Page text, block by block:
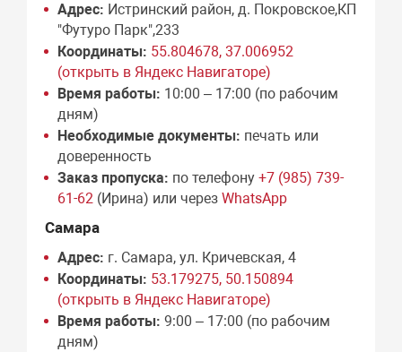
Адрес: Истринский район, д. Покровское,КП
"Футуро Парк",233
Координаты: 55.804678, 37.006952
(открыть в Яндекс Навигаторе)
Время работы: 10:00 – 17:00 (по рабочим
дням)
Необходимые документы: печать или
доверенность
Заказ пропуска: по телефону+7 (985) 739-
61-62 (Ирина) или черезWhatsApp
Самара
Адрес: г. Самара, ул. Кричевская, 4
Координаты: 53.179275, 50.150894
(открыть в Яндекс Навигаторе)
Время работы: 9:00 – 17:00 (по рабочим
дням)